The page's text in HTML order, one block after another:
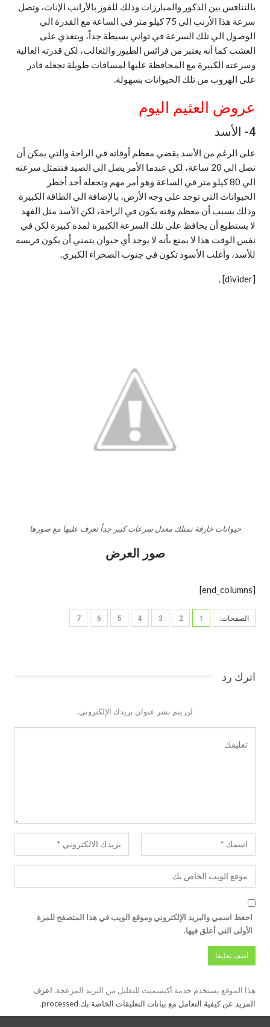
بالتنافس بين الذكور والمبارزات وذلك للفوز بالأرانب الإناث، وتصل
سرعة هذا الأرنب الي 75 كيلو متر في الساعة مع القدرة الي
الوصول الي تلك السرعة في ثواني بسيطة جداً، ويتغذي على
العشب كما أنه يعتبر من فرائس الطيور والثعالب، لكن قدرته العالية
وسرعته الكبيرة مع المحافظة عليها لمسافات طويلة تجعله قادر
على الهروب من تلك الحيوانات بسهولة.
عروض العثيم اليوم
4- الأسد
على الرغم من الأسد يقضي معظم أوقاته في الراحة والتي يمكن أن
تصل الي 20 ساعة، لكن عندما الأمر يصل الي الصيد فتتمثل سرعته
الي 80 كيلو متر في الساعة وهو أمر مهم وتجعله أحد أخطر
الحيوانات التي توجد على وجه الأرض، بالإضافة الي الطاقة الكبيرة
وذلك بسبب أن معظم وقته يكون في الراحة، لكن الأسد مثل الفهد
لا يستطيع أن يحافظ على تلك السرعة الكبيرة لمدة كبيرة لكن في
نفس الوقت هذا لا يمنع بأنه لا يوجد أي حيوان يتمني أن يكون فريسه
للأسد، وأغلب الأسود تكون في جنوب الصحراء الكبري.
[divider]
.
حيوانات خارقة تمتلك معدل سرعات كبير جداً تعرف عليها مع صورها
صور العرض
[end_columns]
الصفحات: 1
2
3
4
5
6
7
اترك رد
لن يتم نشر عنوان بريدك الإلكتروني.
احفظ اسمي والبريد الإلكتروني وموقع الويب في هذا المتصفح للمرة
الأولى التي أعلق فيها.
هذا الموقع يستخدم خدمة أكيسميت للتقليل من البريد المزعجة. اعرف
المزيد عن كيفية التعامل مع بيانات التعليقات الخاصة بك processed
.